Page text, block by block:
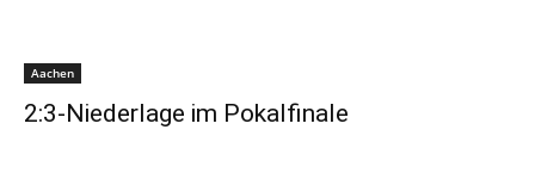
Aachen
2:3-Niederlage im Pokalfinale